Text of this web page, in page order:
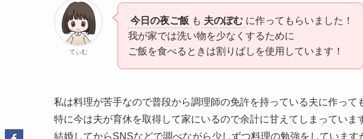
てぃむ
今日の夜ご飯 も 夫のぽむ に作ってもらいました！
我が家では洗い物を少なくするために
ご飯を食べるときは割りばしを使用しています！
私は料理が苦手なので普段から調理師の免許を持っている夫に作って
特に今は夫が育休を取得して家にいるので余計に甘えてしまっていま
結婚してからSNSなどで調べながら少しずつ料理の勉強をしていま